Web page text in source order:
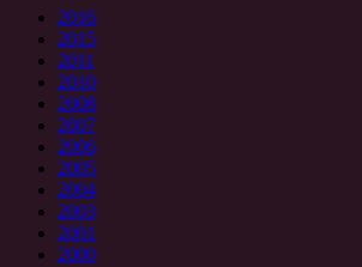
2016
2015
2011
2010
2008
2007
2006
2005
2004
2003
2001
2000